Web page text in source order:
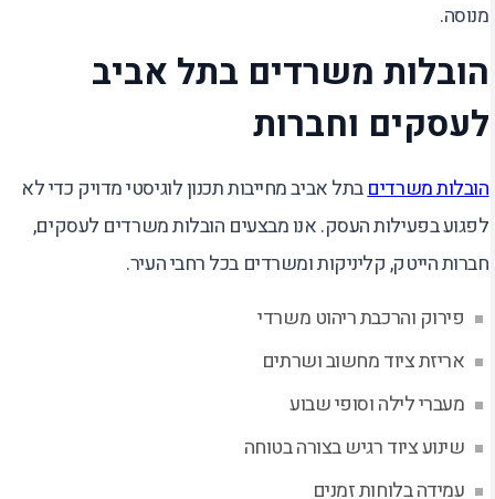
מנוסה.
הובלות משרדים בתל אביב
לעסקים וחברות
הובלות משרדיםבתל אביב מחייבות תכנון לוגיסטי מדויק כדי לא
לפגוע בפעילות העסק. אנו מבצעים הובלות משרדים לעסקים,
חברות הייטק, קליניקות ומשרדים בכל רחבי העיר.
פירוק והרכבת ריהוט משרדי
אריזת ציוד מחשוב ושרתים
מעברי לילה וסופי שבוע
שינוע ציוד רגיש בצורה בטוחה
עמידה בלוחות זמנים